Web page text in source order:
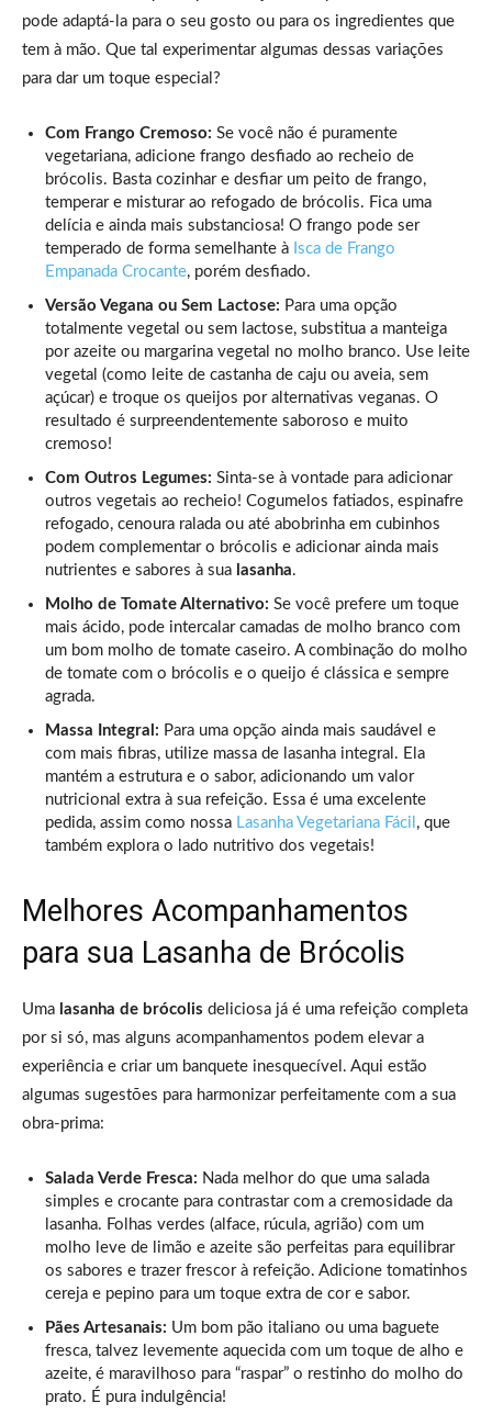
pode adaptá-la para o seu gosto ou para os ingredientes que
tem à mão. Que tal experimentar algumas dessas variações
para dar um toque especial?
Com Frango Cremoso: Se você não é puramente
vegetariana, adicione frango desfiado ao recheio de
brócolis. Basta cozinhar e desfiar um peito de frango,
temperar e misturar ao refogado de brócolis. Fica uma
delícia e ainda mais substanciosa! O frango pode ser
temperado de forma semelhante à Isca de Frango
Empanada Crocante, porém desfiado.
Versão Vegana ou Sem Lactose: Para uma opção
totalmente vegetal ou sem lactose, substitua a manteiga
por azeite ou margarina vegetal no molho branco. Use leite
vegetal (como leite de castanha de caju ou aveia, sem
açúcar) e troque os queijos por alternativas veganas. O
resultado é surpreendentemente saboroso e muito
cremoso!
Com Outros Legumes: Sinta-se à vontade para adicionar
outros vegetais ao recheio! Cogumelos fatiados, espinafre
refogado, cenoura ralada ou até abobrinha em cubinhos
podem complementar o brócolis e adicionar ainda mais
nutrientes e sabores à sua lasanha.
Molho de Tomate Alternativo: Se você prefere um toque
mais ácido, pode intercalar camadas de molho branco com
um bom molho de tomate caseiro. A combinação do molho
de tomate com o brócolis e o queijo é clássica e sempre
agrada.
Massa Integral: Para uma opção ainda mais saudável e
com mais fibras, utilize massa de lasanha integral. Ela
mantém a estrutura e o sabor, adicionando um valor
nutricional extra à sua refeição. Essa é uma excelente
pedida, assim como nossa Lasanha Vegetariana Fácil , que
também explora o lado nutritivo dos vegetais!
Melhores Acompanhamentos
para sua Lasanha de Brócolis
Uma lasanha de brócolis deliciosa já é uma refeição completa
por si só, mas alguns acompanhamentos podem elevar a
experiência e criar um banquete inesquecível. Aqui estão
algumas sugestões para harmonizar perfeitamente com a sua
obra-prima:
Salada Verde Fresca: Nada melhor do que uma salada
simples e crocante para contrastar com a cremosidade da
lasanha. Folhas verdes (alface, rúcula, agrião) com um
molho leve de limão e azeite são perfeitas para equilibrar
os sabores e trazer frescor à refeição. Adicione tomatinhos
cereja e pepino para um toque extra de cor e sabor.
Pães Artesanais: Um bom pão italiano ou uma baguete
fresca, talvez levemente aquecida com um toque de alho e
azeite, é maravilhoso para “raspar” o restinho do molho do
prato. É pura indulgência!